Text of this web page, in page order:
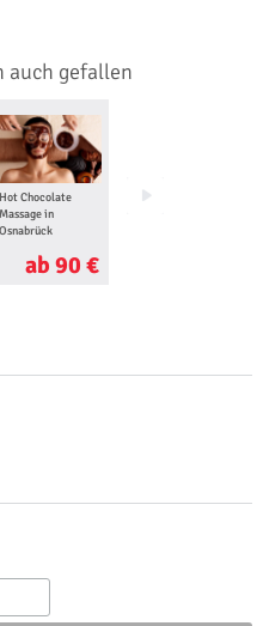
auch gefallen
Hot Chocolate
Massage in
Osnabrück
ab 90 €
Wellness für Frauen